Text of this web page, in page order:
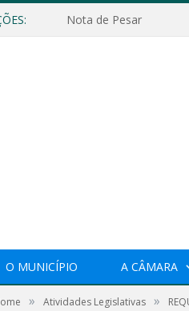
Nota de Pesar
O MUNICÍPIO A CÂMARA
» Atividades Legislativas »